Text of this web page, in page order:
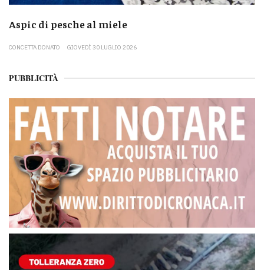
Aspic di pesche al miele
CONCETTA DONATO GIOVEDÌ 30 LUGLIO 2026
PUBBLICITÀ